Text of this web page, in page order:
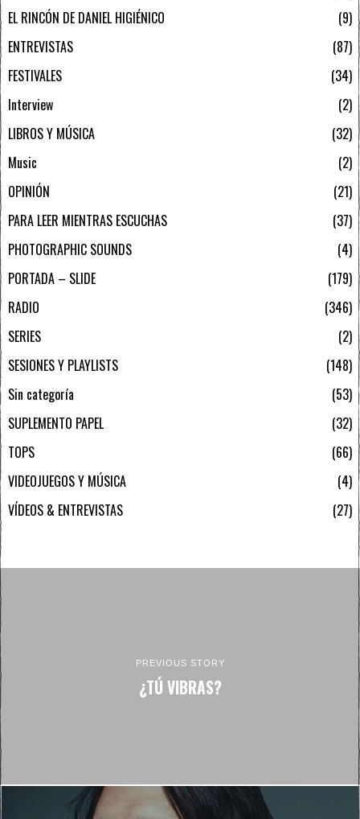
EL RINCÓN DE DANIEL HIGIÉNICO
9
ENTREVISTAS
87
FESTIVALES
34
Interview
2
LIBROS Y MÚSICA
32
Music
2
OPINIÓN
21
PARA LEER MIENTRAS ESCUCHAS
37
PHOTOGRAPHIC SOUNDS
4
PORTADA – SLIDE
179
RADIO
346
SERIES
2
SESIONES Y PLAYLISTS
148
Sin categoría
53
SUPLEMENTO PAPEL
32
TOPS
66
VIDEOJUEGOS Y MÚSICA
4
VÍDEOS & ENTREVISTAS
27
PREVIOUS STORY
¿TÚ VIBRAS?